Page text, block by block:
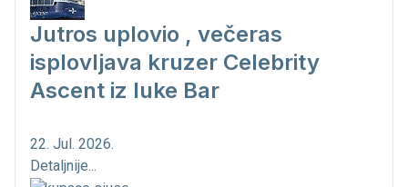
Jutros uplovio , večeras
isplovljava kruzer Celebrity
Ascent iz luke Bar
22. Jul. 2026.
Detaljnije...